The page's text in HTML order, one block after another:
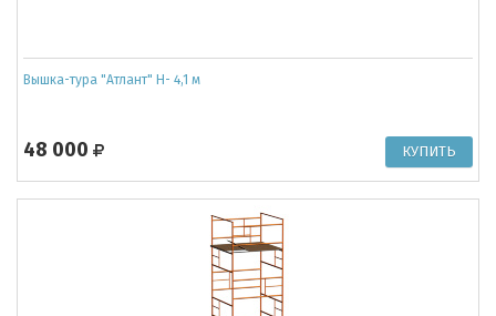
Вышка-тура "Атлант" Н- 4,1 м
48 000